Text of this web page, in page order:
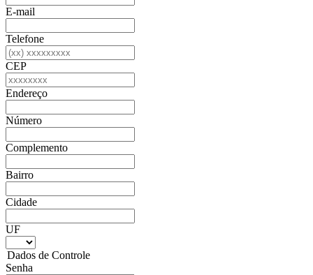
E-mail
Telefone
CEP
Endereço
Número
Complemento
Bairro
Cidade
UF
Dados de Controle
Senha